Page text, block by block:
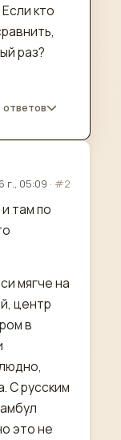
кто
раз?
ответов
г., 05:09 · #2
там по
мягче на
центр
в
С русским
это не